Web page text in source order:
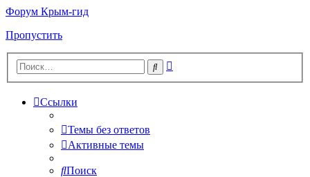
Форум Крым-гид
Пропустить
Поиск
Ссылки
Темы без ответов
Активные темы
Поиск